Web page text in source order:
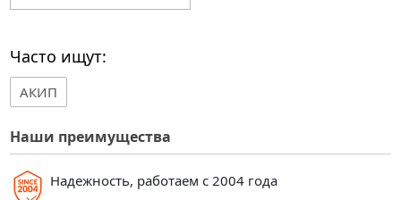
Наши преимущества
Надежность, работаем с 2004 года
Часто ищут:
АКИП